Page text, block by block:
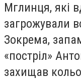
Мглинця, які
загрожували
Зокрема,
«постріл»
захищав